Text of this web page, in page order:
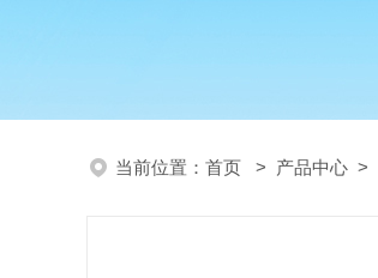
当前位置： 首页 > 产品中心 >